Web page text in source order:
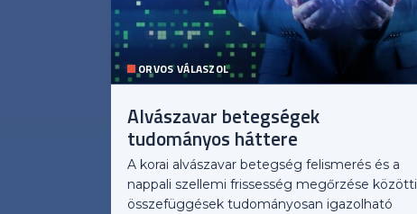
ORVOS VÁLASZOL
Alvászavar betegségek
tudományos háttere
A korai alvászavar betegség felismerés és a
nappali szellemi frissesség megőrzése közötti
összefüggések tudományosan igazolható